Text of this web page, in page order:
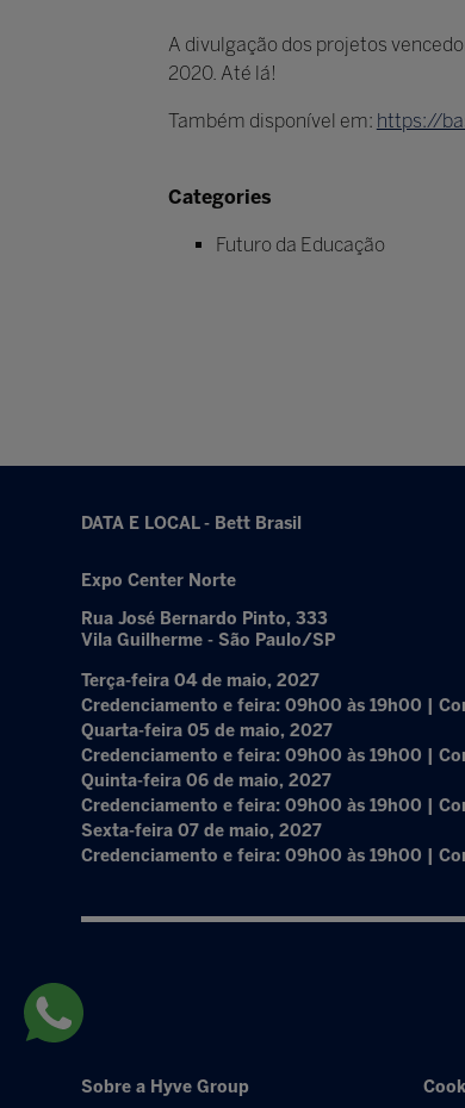
A divulgação dos projetos
2020. Até lá!
Também disponível em: https://
Categories
Futuro da Educação
DATA E LOCAL - Bett Brasil
Expo Center Norte
Rua José Bernardo Pinto, 333
Vila Guilherme - São Paulo/SP
Terça-feira 04 de maio, 2027
Credenciamento e feira: 09h00 às 19h00 |
Quarta-feira 05 de maio, 2027
Credenciamento e feira: 09h00 às 19h00 |
Quinta-feira 06 de maio, 2027
Credenciamento e feira: 09h00 às 19h00 |
Sexta-feira 07 de maio, 2027
Credenciamento e feira: 09h00 às 19h00 |
Sobre a Hyve Group